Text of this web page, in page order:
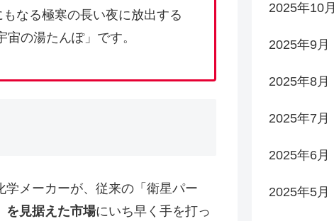
なる極寒の長い夜に放出する
の湯たんぽ」です。
メーカーが、従来の「衛星パー
を見据えた市場にいち早く手を打っ
2025年10月
2025年9月
2025年8月
2025年7月
2025年6月
2025年5月